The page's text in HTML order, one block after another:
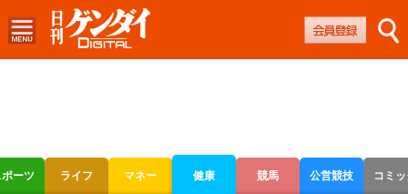
ーツ ライフ マネー 健康 競馬 公営競技 コミ